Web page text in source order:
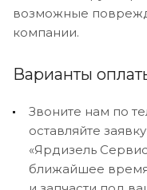
возможные
компании.
Варианты
Звоните нам по
оставляйте
«Ярдизель
ближайшее